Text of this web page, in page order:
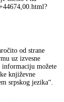
od strane
uz izvesne
možete
književne
srpskog jezika“.